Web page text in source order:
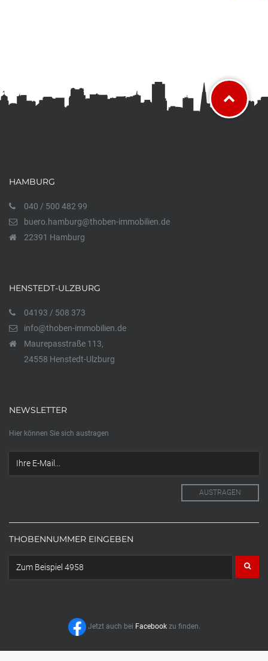
HAMBURG
040 / 500 482 99
buero.hamburg@thoben-immobilien.de
22391 Hamburg
HENSTEDT-ULZBURG
04193 / 508 373
info@thoben-immobilien.de
Maurepasstraße 113,
24558 Henstedt-Ulzburg
NEWSLETTER
Hier können Sie sich austragen
THOBENNUMMER EINGEBEN
Jetzt auch bei Facebookzu finden.